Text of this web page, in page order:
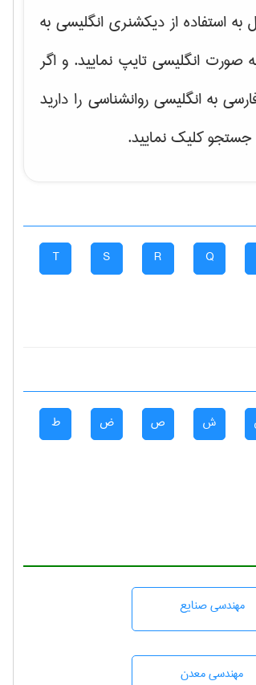
استفاده از دیکشنری انگلیسی به
صورت انگلیسی تایپ نمایید. و اگر
به انگلیسی روانشناسی را دارید
کلیک نمایید.
Q
R
S
T
ش ص ض ط
مهندسی صنايع
مهندسی معدن